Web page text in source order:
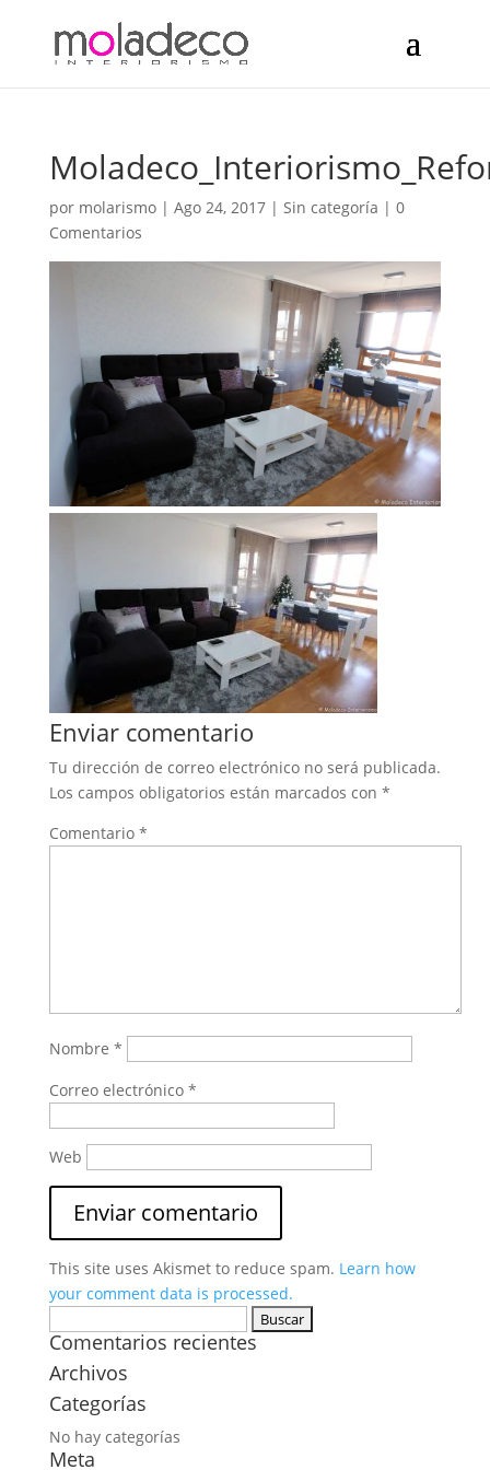
por molarismo| Ago 24, 2017| Sin categoría | 0
Comentarios
Enviar comentario
Tu dirección de correo electrónico no será publicada.
Los campos obligatorios están marcados con *
Comentario *
Nombre *
Correo electrónico *
Web
This site uses Akismet to reduce spam. Learn how
your comment data is processed.
Comentarios recientes
Archivos
Categorías
No hay categorías
Meta